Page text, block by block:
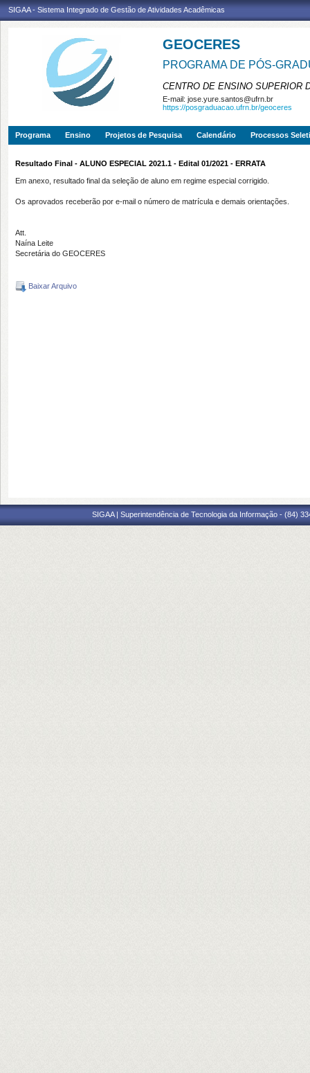
SIGAA - Sistema Integrado de Gestão de Atividades Acadêmicas
GEOCERES
PROGRAMA DE PÓS-
CENTRO DE ENSINO SUPERIOR
E-mail: jose.yure.santos@ufrn.br
https://posgraduacao.ufrn.br/geoceres
Programa Ensino Projetos de Pesquisa Calendário Processos
Resultado Final - ALUNO ESPECIAL 2021.1 - Edital 01/2021 - ERRATA
Em anexo, resultado final da seleção de aluno em regime especial corrigido.
Os aprovados receberão por e-mail o número de matrícula e demais orientações.
Att.
Naína Leite
Secretária do GEOCERES
Baixar Arquivo
SIGAA | Superintendência de Tecnologia da Informação - (84)